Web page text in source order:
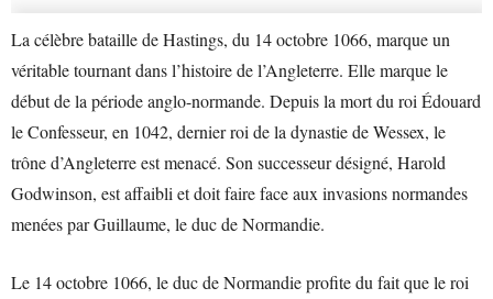
La célèbre bataille de Hastings, du 14 octobre 1066, marque un
véritable tournant dans l’histoire de l’Angleterre. Elle marque le
début de la période anglo-normande. Depuis la mort du roi Édouard
le Confesseur, en 1042, dernier roi de la dynastie de Wessex, le
trône d’Angleterre est menacé. Son successeur désigné, Harold
Godwinson, est affaibli et doit faire face aux invasions normandes
menées par Guillaume, le duc de Normandie.
Le 14 octobre 1066, le duc de Normandie profite du fait que le roi